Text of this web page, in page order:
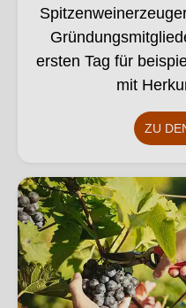
ersten Tag für
mit
ZU
Bio Betriebe. Dieses Bild